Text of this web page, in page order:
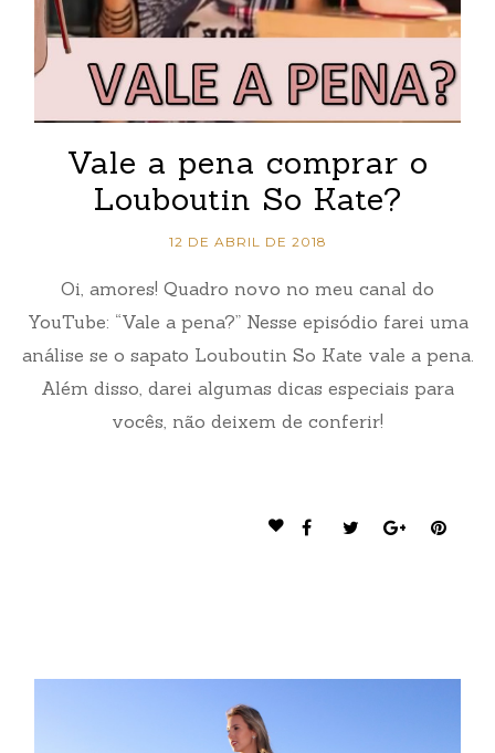
Vale a pena comprar o
Louboutin So Kate?
12 DE ABRIL DE 2018
Oi, amores! Quadro novo no meu canal do
YouTube: “Vale a pena?” Nesse episódio farei uma
análise se o sapato Louboutin So Kate vale a pena.
Além disso, darei algumas dicas especiais para
vocês, não deixem de conferir!